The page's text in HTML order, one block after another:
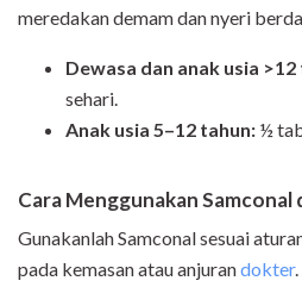
meredakan demam dan nyeri
Dewasa dan anak usia >12
sehari.
Anak usia 5–12 tahun: ½
Cara Menggunakan Samconal
Gunakanlah Samconal sesuai
pada kemasan atau anjurandokter